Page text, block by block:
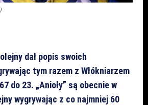
dał popis swoich
tym razem z Włókniarzem
do 23. „Anioły” są obecnie w
wygrywając z co najmniej 60